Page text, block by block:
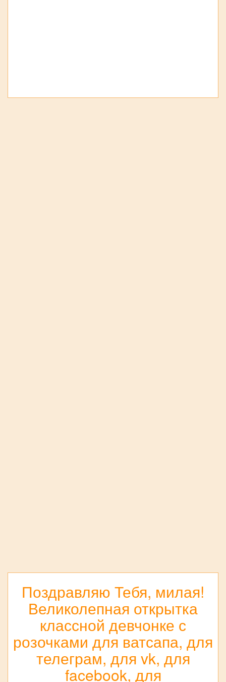
Поздравляю Тебя, милая!
Великолепная открытка
классной девчонке с
розочками для ватсапа, для
телеграм, для vk, для
facebook, для